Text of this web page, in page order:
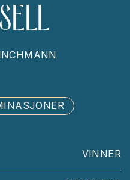
VINNER